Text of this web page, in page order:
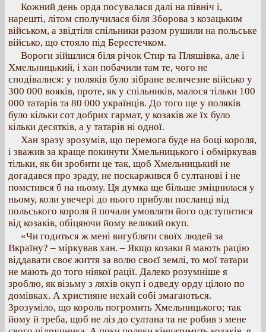
Кожний день орда посувалася далі на північ і,
нарешті, літом сполучилася біля Зборова з козацьким
військом, а звідтіля спільники разом рушили на польське
військо, що стояло під Берестечком.
Вороги зійшлися біля річок Стир та Пляшівка, але і
Хмельницький, і хан побачили там те, чого не
сподівалися: у поляків було зібране величезне військо у
300 000 вояків, проте, як у спільників, малося тільки 100
000 татарів та 80 000 українців. До того ще у поляків
було кільки сот добрих гармат, у козаків же їх було
кільки десятків, а у татарів ні одної.
Хан зразу зрозумів, що перемога буде на боці короля,
і зважив за краще покинути Хмельницького і обміркував
тільки, як би зробити це так, щоб Хмельницький не
догадався про зраду, не поскаржився б султанові і не
помстився б на ньому. Ця думка ще більше зміцнилася у
ньому, коли увечері до нього прибули посланці від
польського короля й почали умовляти його одступитися
від козаків, обіцяючи йому великий окуп.
«Чи годиться ж мені вигубляти своїх людей за
Вкраїну? – міркував хан. – Якщо козаки й мають рацію
віддавати своє життя за волю своєї землі, то мої татари
не мають до того ніякої рації. Далеко розумніше я
зроблю, як візьму з ляхів окуп і одведу орду цілою по
домівках. А християне нехай собі змагаються.
Зрозуміло, що король погромить Хмельницького; так
йому й треба, щоб не ліз до султана та не робив з мене